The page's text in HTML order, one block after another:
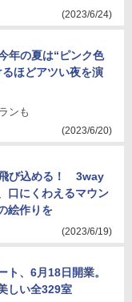
(2023/6/24)
年の夏は“ピンク色
ほどアツい夜を演
ンも
(2023/6/20)
び込める！ 3way
口にくわえるマウン
絵作りを
(2023/6/19)
ト、6月18日開業。
しい全329室